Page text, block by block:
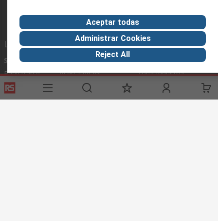
Links de ayuda
Servicios
Registrarse
Entrega
Pago
Acerca de RS
Acerca de RS
En el mundo
Grupo corporativo
Industria
Zona Industria
Fabricación
Aceptar todas
Administrar Cookies
Reject All